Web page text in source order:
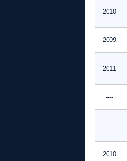
2010
2009
2011
----
----
2010